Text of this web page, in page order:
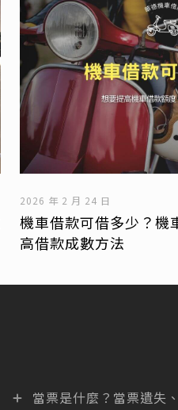
2026 年 2 月 24 日
機車借款可借多少？機
高借款成數方法
當票是什麼？當票遺失